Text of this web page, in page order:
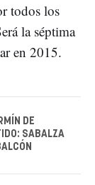
todos los
la séptima
en 2015.
DE
SABALZA